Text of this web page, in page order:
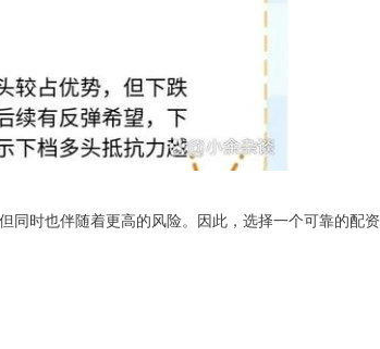
同时也伴随着更高的风险。因此，选择一个可靠的配资